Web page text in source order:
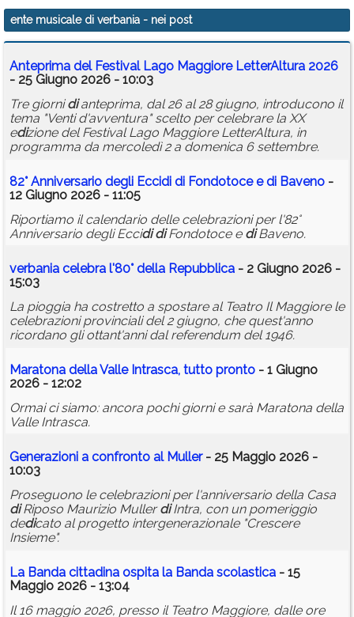
Rubriche
Calendario
Annunci
ente musicale di verbania - nei post
Anteprima del Festival Lago Maggiore LetterAltura 2026
- 25 Giugno 2026 - 10:03
Tre giornidianteprima, dal 26 al 28 giugno, introducono il
tema "Venti d'avventura" scelto per celebrare la XX
edizione del Festival Lago Maggiore LetterAltura, in
programma da mercoledì 2 a domenica 6 settembre.
82° Anniversario degli Eccidi di Fondotoce edi Baveno -
12 Giugno 2026 - 11:05
Riportiamo il calendario delle celebrazioni per l'82°
Anniversario degli Eccidi diFondotoce e diBaveno.
verbania celebra l'80° della Repubblica - 2 Giugno 2026 -
15:03
La pioggia ha costretto a spostare al Teatro Il Maggiore le
celebrazioni provinciali del 2 giugno, che quest'anno
ricordano gli ottant'anni dal referendum del 1946.
Maratona della Valle Intrasca, tutto pronto - 1 Giugno
2026 - 12:02
Ormai ci siamo: ancora pochi giorni e sarà Maratona della
Valle Intrasca.
Generazioni a confronto al Muller- 25 Maggio 2026 -
10:03
Proseguono le celebrazioni per l'anniversario della Casa
diRiposo Maurizio MullerdiIntra, con un pomeriggio
dedicato al progetto intergenerazionale "Crescere
Insieme".
La Banda cittadina ospita la Banda scolastica - 15
Maggio 2026 - 13:04
Il 16 maggio 2026, presso il Teatro Maggiore, dalle ore